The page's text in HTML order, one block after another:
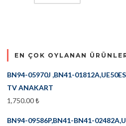
EN ÇOK OYLANAN
BN94-05970J ,BN41-
TV ANAKART
1,750.00₺
BN94-09586P,BN41-BN41-